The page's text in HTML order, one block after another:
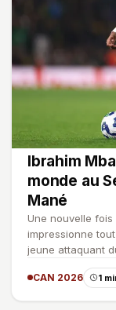
Ibrahim
monde au
Mané
Une nouvelle
impressionne
jeune attaquant
CAN 2026 1